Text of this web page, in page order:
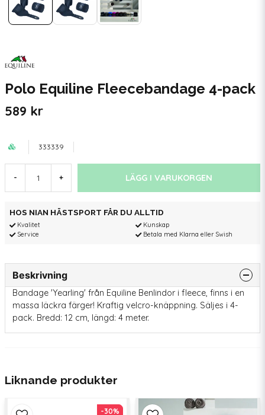
Polo Equiline Fleecebandage 4-pack
589 kr
333339
- + LÄGG I VARUKORGEN
HOS NIAN HÄSTSPORT FÅR DU ALLTID
Kvalitet
Service
Kunskap
Betala med Klarna eller Swish
Beskrivning
Bandage 'Yearling' från Equiline Benlindor i fleece, finns i en
massa läckra färger! Kraftig velcro-knäppning. Säljes i 4-
pack. Bredd: 12 cm, längd: 4 meter.
Liknande produkter
-30%
-30%